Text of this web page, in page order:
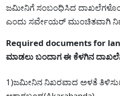
ಜಮೀನಿಗೆ ಸಂಬಂಧಿಸಿದ
ಎಂದು ಸರ್ವೇಯರ್ ಮುಂಚಿತವಾಗಿ
Required documents for
ಮಾಡಲು ಬಂದಾಗ ಈ ಕೆಳಗಿನ
1)ಜಮೀನಿನ ನಿಖರವಾದ ಅಳತೆ